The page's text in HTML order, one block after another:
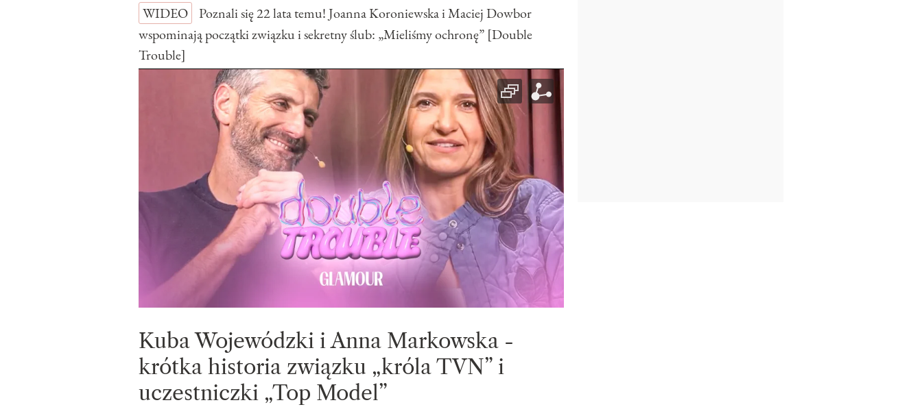
WIDEO
Poznali się 22 lata temu! Joanna Koroniewska i Maciej Dowbor
wspominają początki związku i sekretny ślub: „Mieliśmy ochronę” [Double
Trouble]
Kuba Wojewódzki i Anna Markowska -
krótka historia związku „króla TVN” i
uczestniczki „Top Model”